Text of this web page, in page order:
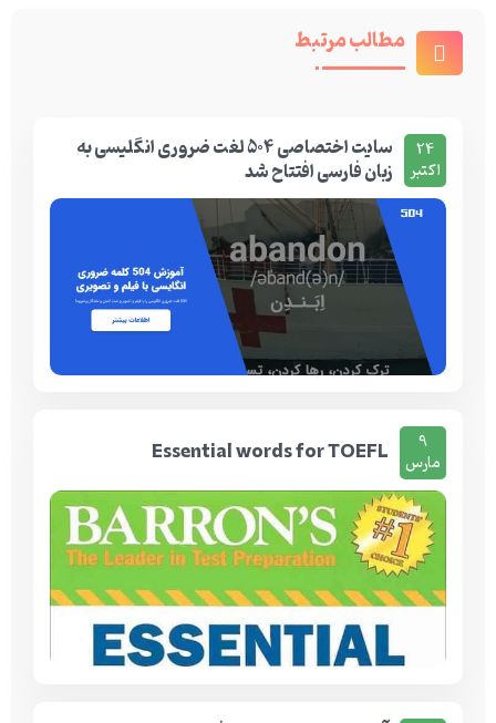
مطالب مرتبط
24
اکتبر
سایت اختصاصی 504 لغت ضروری انگلیسی به
زبان فارسی افتتاح شد
9
مارس Essential words for TOEFL